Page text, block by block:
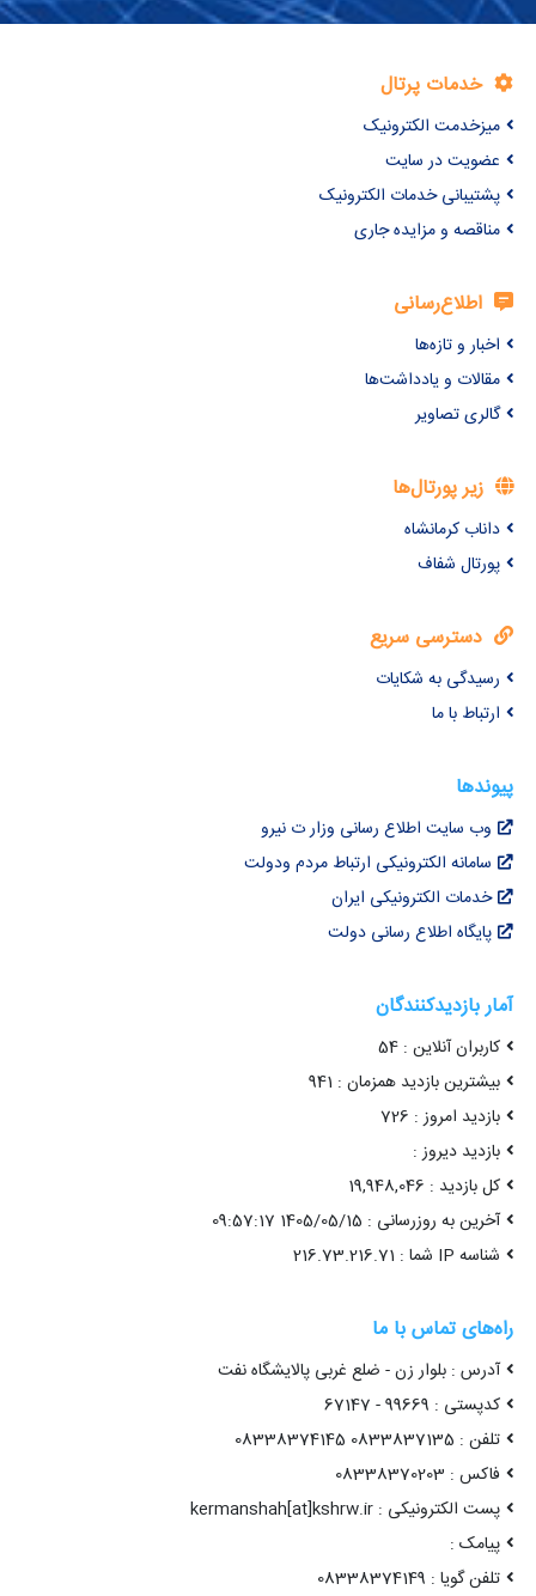
خدمات پرتال
میزخدمت الکترونیک
عضویت در سایت
پشتیبانی خدمات الکترونیک
مناقصه و مزایده جاری
اطلاع‌رسانی
اخبار و تازه‌ها
مقالات و یادداشت‌ها
گالری تصاویر
زیر پورتال‌ها
داناب کرمانشاه
پورتال شفاف
دسترسی سریع
رسیدگی به شکایات
ارتباط با ما
پیوندها
وب سایت اطلاع رسانی وزار ت نیرو
سامانه الکترونیکی ارتباط مردم ودولت
خدمات الکترونیکی ایران
پایگاه اطلاع رسانی دولت
آمار بازدیدکنندگان
کاربران آنلاین : 54
بیشترین بازدید همزمان : 941
بازدید امروز : 726
بازدید دیروز :
کل بازدید : 19,948,046
آخرین به روزرسانی : 1405/05/15 09:57:17
شناسه IP شما : 216.73.216.71
راه‌های تماس با ما
آدرس : بلوار زن - ضلع غربی پالایشگاه نفت
کدپستی : 99669 - 67147
تلفن : 0833837135 08338374145
فاکس : 08338370203
پست الکترونیکی : kermanshah[at]kshrw.ir
پیامک :
تلفن گویا : 08338374149